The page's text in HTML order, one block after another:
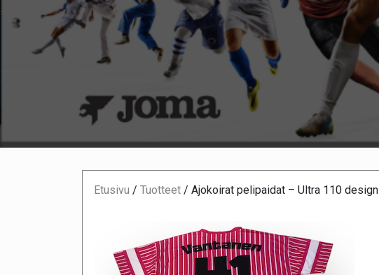
Etusivu / Tuotteet / Ajokoirat pelipaidat – Ultra 110 design